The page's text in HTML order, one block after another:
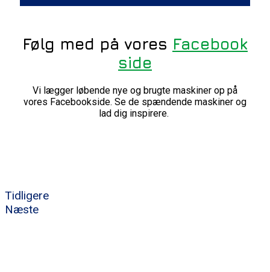
Følg med på vores Facebook
side
Vi lægger løbende nye og brugte maskiner op på
vores Facebookside. Se de spændende maskiner og
lad dig inspirere.
Tidligere
Næste